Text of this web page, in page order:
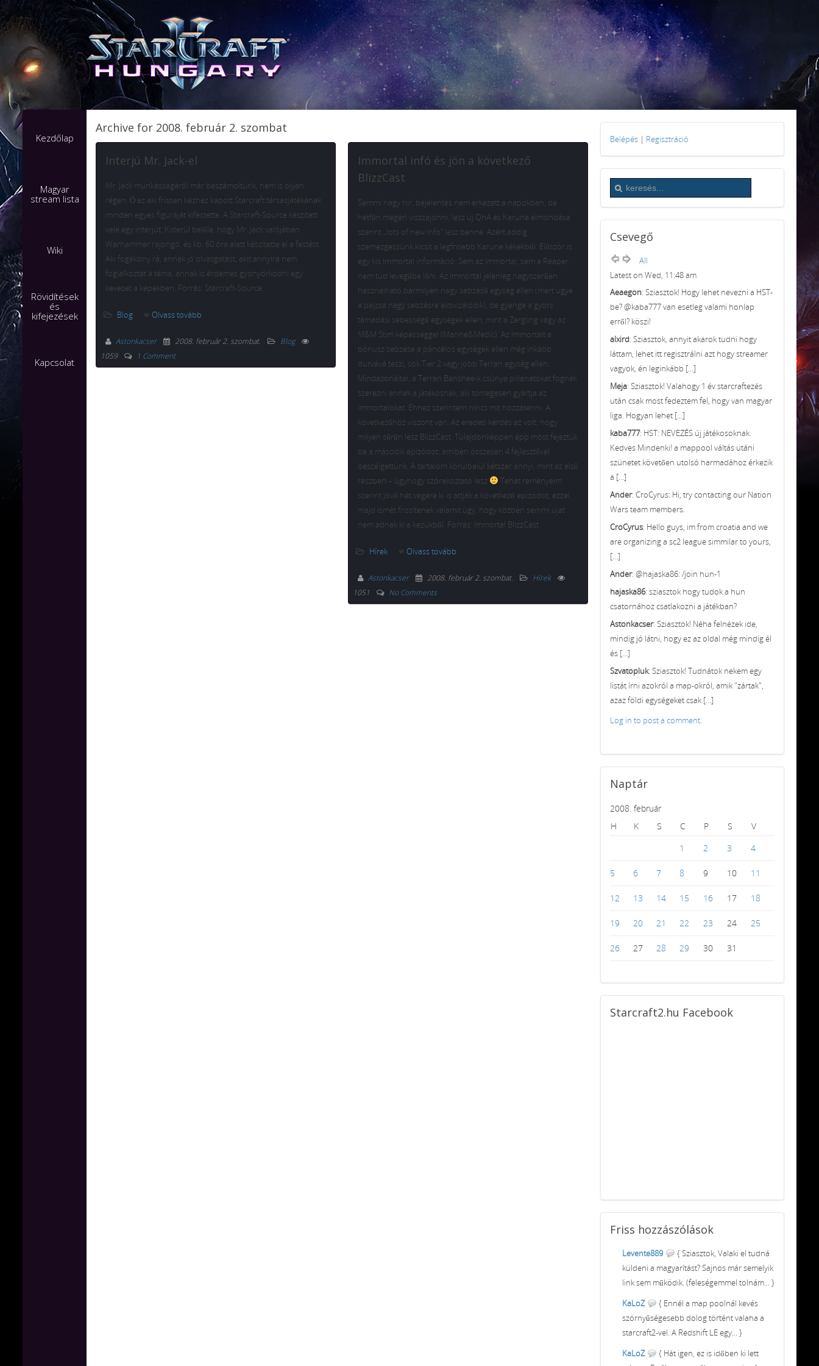
Kezdőlap
Magyar
stream lista
Wiki
Rövidítések
és
kifejezések
Kapcsolat
Archive for 2008. február 2. szombat
Interjú Mr. Jack-el
Mr. Jack munkásságáról már beszámoltunk, nem is olyan
régen. Ő az aki frissen kézhez kapott Starcraft társasjátékának
minden egyes figuráját kifestette. A Starcraft-Source készített
vele egy interjút. Kiderül belőle, hogy Mr. Jack valójában
Warhammer rajongó, és kb. 60 óra alatt készítette el a festést.
Aki fogékony rá, annak jó olvasgatást, akit annyira nem
foglalkoztat a téma, annak is érdemes gyönyörködni egy
keveset a képekben. Forrás: Starcraft-Source
Blog Olvass tovább
Astonkacser 2008. február 2. szombat.
Blog
1059
1 Comment
Immortal infó és jön a következő
BlizzCast
Semmi nagy hír, bejelentés nem érkezett a napokban, de
hétfőn megéri visszajönni, lesz új QnA és Karune elmondása
szerint „lots of new info” lesz benne. Azért addig
szemezgessünk kicsit a legfrisebb Karune kékekből. Először is
egy kis Immortal információ: Sem az Immortal, sem a Reaper
nem tud levegőbe lőni. Az Immortal jelenleg nagyszerűen
használható bármilyen nagy sebzésű egység ellen (mert ügye
a pajzsa nagy sebzésre aktivizálódik), de gyenge a gyors
támadási sebességű egységek ellen, mint a Zergling vagy az
M&M Stim képességgel (Marine&Medic). Az Immortalt a
bónusz sebzése a páncélos egységek ellen még inkább
durvává teszi, sok Tier 2 vagy jobb Terran egység ellen.
Mindazonáltal, a Terran Banshee-k csúnya pillanatokat fognak
szerezni annak a játékosnak, aki tömegesen gyártja az
Immortalokat. Ehhez szerintem nincs mit hozzátenni. A
következőhöz viszont van. Az eredeti kérdés az volt, hogy
milyen sűrűn lesz BlizzCast. Tulajdonképpen épp most fejeztük
be a második epizódot, amiben összesen 4 fejlesztővel
beszélgettünk. A tartalom körülbelül kétszer annyi, mint az első
részben – úgyhogy szórakoztató lesz
Tehát reményeim
szerint jövő hét végére ki is adják a következő epizódot, ezzel
majd ismét frissítenek valamit úgy, hogy közben semmi újat
nem adnak ki a kezükből. Forrás: Immortal BlizzCast
Hírek Olvass tovább
Astonkacser 2008. február 2. szombat.
Hírek
1051
No Comments
Belépés | Regisztráció
Csevegő
All
Latest on Wed, 11:48 am
Aeaegon: Sziasztok! Hogy lehet nevezni a HST-
be? @kaba777 van esetleg valami honlap
erről? köszi!
alxird: Sziasztok, annyit akarok tudni hogy
láttam, lehet itt regisztrálni azt hogy streamer
vagyok, én leginkább [...]
Meja: Sziasztok! Valahogy 1 év starcraftezés
után csak most fedeztem fel, hogy van magyar
liga. Hogyan lehet [...]
kaba777: HST: NEVEZÉS új játékosoknak.
Kedves Mindenki! a mappool váltás utáni
szünetet követően utolsó harmadához érkezik
a [...]
Ander: CroCyrus: Hi, try contacting our Nation
Wars team members.
CroCyrus: Hello guys, im from croatia and we
are organizing a sc2 league simmilar to yours,
[...]
Ander: @hajaska86: /join hun-1
hajaska86: sziasztok hogy tudok a hun
csatornához csatlakozni a játékban?
Astonkacser: Sziasztok! Néha felnézek ide,
mindig jó látni, hogy ez az oldal még mindig él
és [...]
Szvatopluk: Sziasztok! Tudnátok nekem egy
listát írni azokról a map-okról, amik "zártak",
azaz földi egységeket csak [...]
Log in to post a comment.
Naptár
2008. február
H
K S C P S
V
1
2 3 4
5 6 7 8 9 10 11
12 13 14 15 16 17 18
19 20 21 22 23 24 25
26 27 28 29 30 31
Starcraft2.hu Facebook
Friss hozzászólások
Levente889
{ Sziasztok, Valaki el tudná
küldeni a magyarítást? Sajnos már semelyik
link sem működik. (feleségemmel tolnám... }
KaLoZ
{ Ennél a map poolnál kevés
szörnyűségesebb dolog történt valaha a
starcraft2-vel. A Redshift LE egy... }
KaLoZ
{ Hát igen, ez is időben ki lett